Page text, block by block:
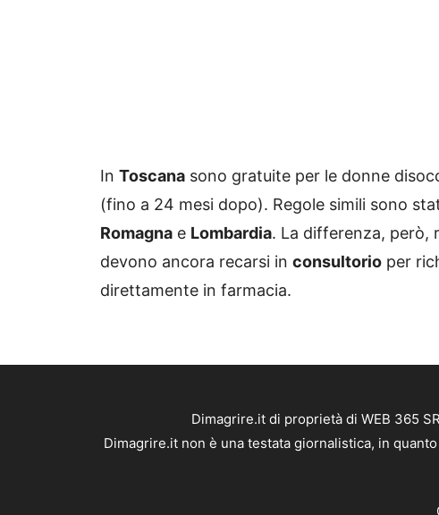
In Toscana sono gratuite per le donne
(fino a 24 mesi dopo). Regole simili sono
Romagna e Lombardia. La differenza, però,
devono ancora recarsi in consultorio per
direttamente in farmacia.
Dimagrire.it di proprietà di WEB 365
Dimagrire.it non è una testata giornalistica, in